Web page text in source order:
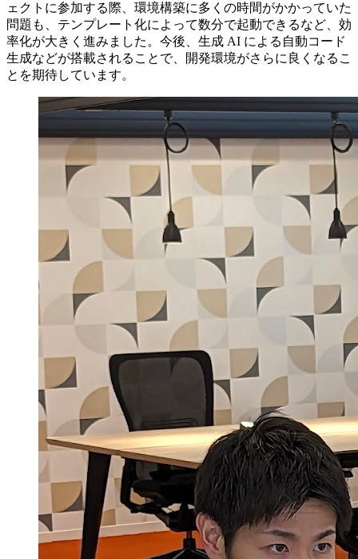
ェクトに参加する際、環境構築に多くの時間がかかっていた
問題も、テンプレート化によって数分で起動できるなど、効
率化が大きく進みました。今後、生成 AI による自動コード
生成などが搭載されることで、開発環境がさらに良くなるこ
とを期待しています。